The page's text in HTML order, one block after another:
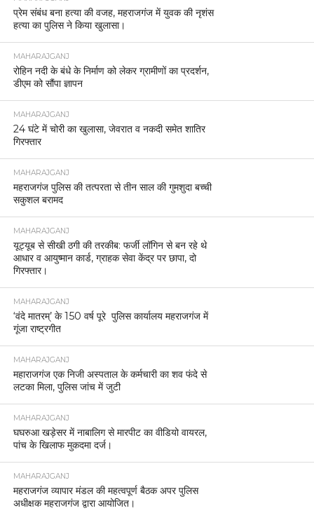
प्रेम संबंध बना हत्या की वजह, महराजगंज में युवक की नृशंस
हत्या का पुलिस ने किया खुलासा।
MAHARAJGANJ
रोहिन नदी के बंधे के निर्माण को लेकर ग्रामीणों का प्रदर्शन,
डीएम को सौंपा ज्ञापन
MAHARAJGANJ
24 घंटे में चोरी का खुलासा, जेवरात व नकदी समेत शातिर
गिरफ्तार
MAHARAJGANJ
महराजगंज पुलिस की तत्परता से तीन साल की गुमशुदा बच्ची
सकुशल बरामद
MAHARAJGANJ
यूट्यूब से सीखी ठगी की तरकीब: फर्जी लॉगिन से बन रहे थे
आधार व आयुष्मान कार्ड, ग्राहक सेवा केंद्र पर छापा, दो
गिरफ्तार।
MAHARAJGANJ
‘वंदे मातरम्’ के 150 वर्ष पूरे पुलिस कार्यालय महराजगंज में
गूंजा राष्ट्रगीत
MAHARAJGANJ
महाराजगंज एक निजी अस्पताल के कर्मचारी का शव फंदे से
लटका मिला, पुलिस जांच में जुटी
MAHARAJGANJ
घघरुआ खड़ेसर में नाबालिग से मारपीट का वीडियो वायरल,
पांच के खिलाफ मुकदमा दर्ज।
MAHARAJGANJ
महराजगंज व्यापार मंडल की महत्वपूर्ण बैठक अपर पुलिस
अधीक्षक महराजगंज द्वारा आयोजित।